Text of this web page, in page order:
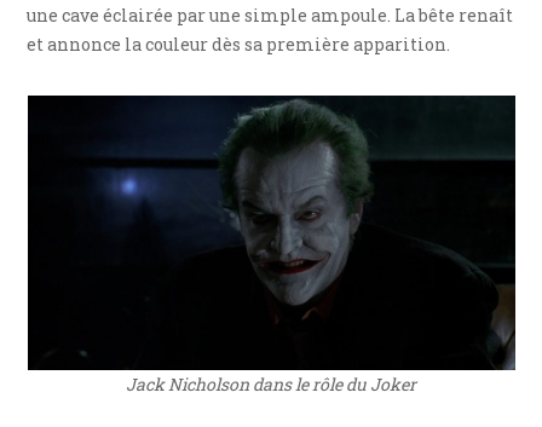
une cave éclairée par une simple ampoule. La bête renaît
et annonce la couleur dès sa première apparition.
Jack Nicholson dans le rôle du Joker